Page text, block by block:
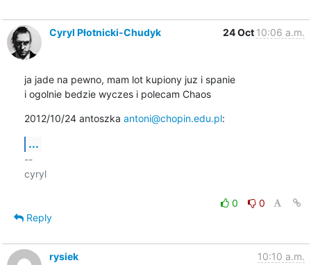
Cyryl Płotnicki-Chudyk 24 Oct 10:06 a.m.
ja jade na pewno, mam lot kupiony juz i spanie
i ogolnie bedzie wyczes i polecam Chaos
2012/10/24 antoszka antoni@chopin.edu.pl:
...
--
cyryl
0
0
Reply
rysiek 10:10 a.m.